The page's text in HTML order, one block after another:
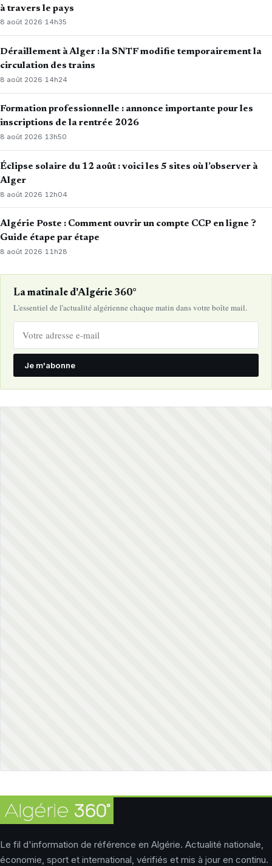
à travers le pays
8 août 2026·14h35
Déraillement à Alger : la SNTF modifie temporairement la
circulation des trains
8 août 2026· 14h24
Formation professionnelle : annonce importante pour les
inscriptions de la rentrée 2026
8 août 2026·13h50
Éclipse solaire du 12 août : voici les 5 sites où l’observer à
Alger
8 août 2026· 12h04
Algérie Poste : Comment ouvrir un compte CCP en ligne ?
Guide étape par étape
8 août 2026·11h28
La matinale d'Algérie 360°
L'essentiel de l'actualité algérienne chaque matin dans votre boîte mail.
Je m'abonne
Le fil d'information de référence en Algérie. Actualité nationale,
économie, sport et international, vérifiés et mis à jour en continu.